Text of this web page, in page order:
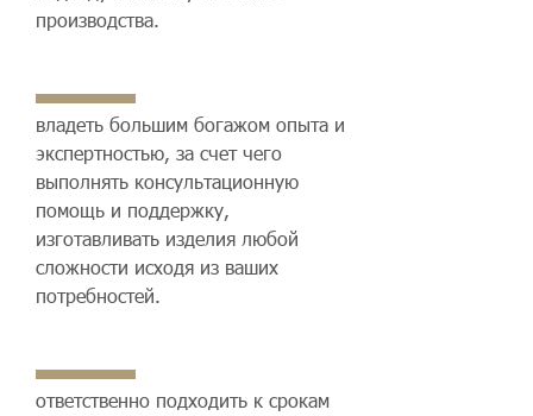
производства.
владеть большим богажом опыта и
экспертностью, за счет чего
выполнять консультационную
помощь и поддержку,
изготавливать изделия любой
сложности исходя из ваших
потребностей.
ответственно подходить к срокам